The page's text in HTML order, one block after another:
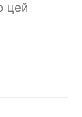
цей